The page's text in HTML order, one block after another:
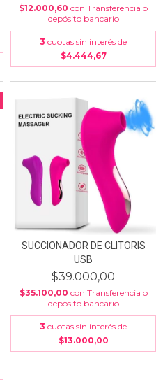
$12.000,60 con Transferencia o
depósito bancario
3 cuotas sin interés de
$4.444,67
SUCCIONADOR DE CLITORIS
USB
$39.000,00
$35.100,00 con Transferencia o
depósito bancario
3 cuotas sin interés de
$13.000,00